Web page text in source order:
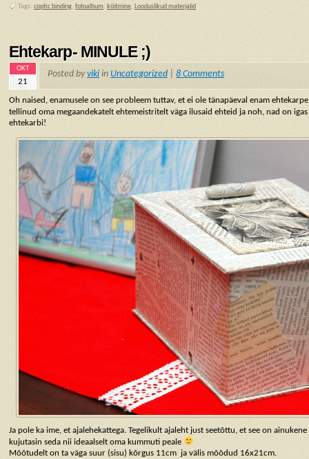
Tags: coptic binding, fotoalbum, köitmine, Looduslikud materjalid
Ehtekarp- MINULE ;)
OKT
21
Posted byviki in Uncategorized 8 Comments
Oh naised, enamusele on see probleem tuttav, et ei ole tänapäeval enam
tellinud oma megaandekatelt ehtemeistritelt väga ilusaid ehteid ja noh, nad on
ehtekarbi!
Ja pole ka ime, et ajalehekattega. Tegelikult ajaleht just seetõttu, et see on
kujutasin seda nii ideaalselt oma kummuti peale
Mõõtudelt on ta väga suur (sisu) kõrgus 11cm ja välis mõõdud 16x21cm.